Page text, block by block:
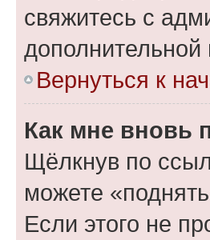
свяжитесь с
Вернуться к
Как мне вновь
Щёлкнув по
можете
Если этого не